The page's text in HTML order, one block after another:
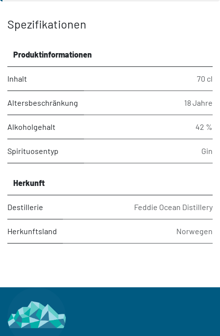
Spezifikationen
Produktinformationen
Inhalt 70 cl
Altersbeschränkung 18 Jahre
Alkoholgehalt 42 %
Spirituosentyp Gin
Herkunft
Destillerie Feddie Ocean Distillery
Herkunftsland Norwegen